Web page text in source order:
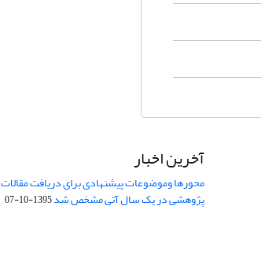
آخرین اخبار
محورها وموضوعات پیشنهادی برای دریافت مقالات
پژوهشی در یک سال آتی مشخص شد1395-10-07